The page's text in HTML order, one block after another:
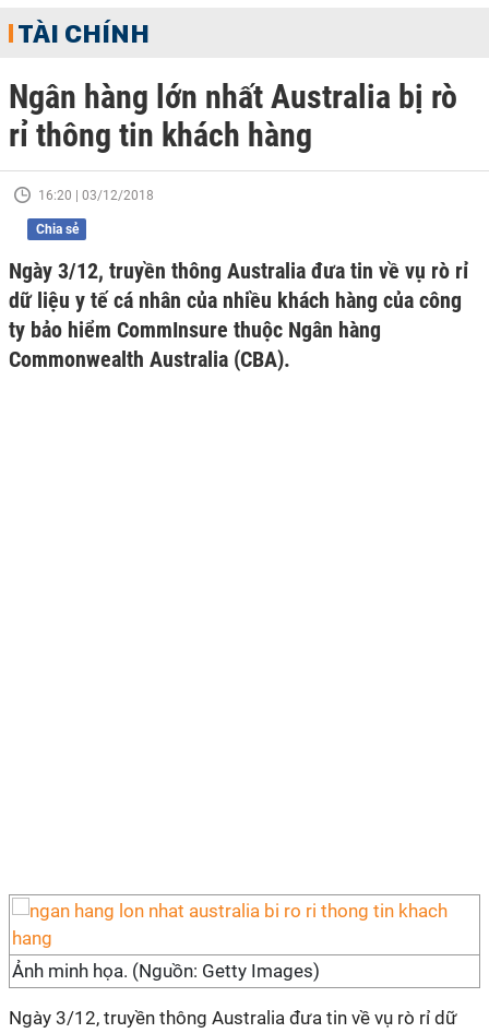
TÀI CHÍNH
Ngân hàng lớn nhất Australia bị rò
rỉ thông tin khách hàng
16:20 | 03/12/2018
Chia sẻ
Ngày 3/12, truyền thông Australia đưa tin về vụ rò rỉ
dữ liệu y tế cá nhân của nhiều khách hàng của công
ty bảo hiểm CommInsure thuộc Ngân hàng
Commonwealth Australia (CBA).
Ảnh minh họa. (Nguồn: Getty Images)
Ngày 3/12, truyền thông Australia đưa tin về vụ rò rỉ dữ